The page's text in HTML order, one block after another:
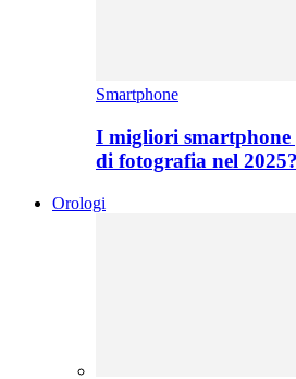
Smartphone
I migliori smartphone
di fotografia nel 2025?
Orologi